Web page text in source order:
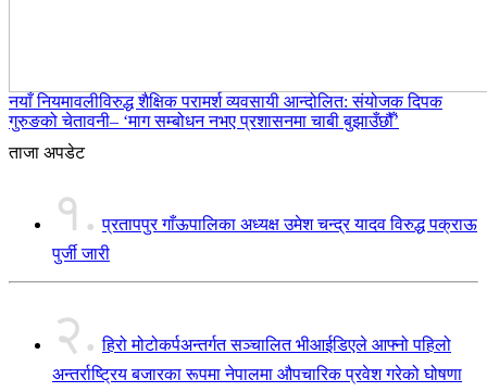
नयाँ नियमावलीविरुद्ध शैक्षिक परामर्श व्यवसायी आन्दोलित: संयोजक दिपक
गुरुङको चेतावनी– ‘माग सम्बोधन नभए प्रशासनमा चाबी बुझाउँछौँ’
ताजा अपडेट
१. प्रतापपुर गाँऊपालिका अध्यक्ष उमेश चन्द्र यादव विरुद्ध पक्राऊ
पुर्जी जारी
२. हिरो मोटोकर्पअन्तर्गत सञ्चालित भीआईडिएले आफ्नो पहिलो
अन्तर्राष्ट्रिय बजारका रूपमा नेपालमा औपचारिक प्रवेश गरेको घोषणा